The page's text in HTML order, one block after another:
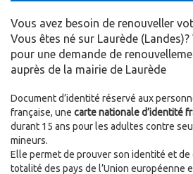
Vous avez besoin de renouveller
Vous êtes né sur Laurède
pour une demande de
auprès de la mairie de Laurède
Document d’identité réservé aux
française, une carte nationale d’identité
durant 15 ans pour les adultes contre
mineurs.
Elle permet de prouver son identité et
totalité des pays de l’Union européenne